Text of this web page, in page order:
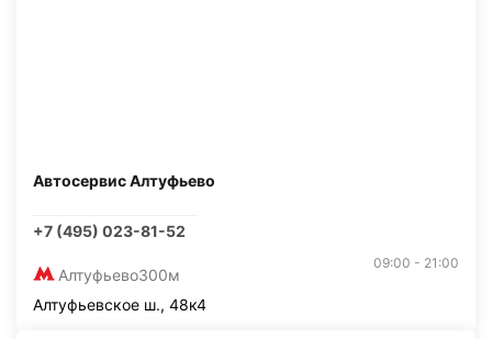
Автосервис Алтуфьево
+7 (495) 023-81-52
Алтуфьево300м
09:00 - 21:00
Алтуфьевское ш., 48к4